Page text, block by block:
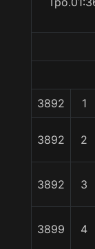
3892 1
3892 2
3892 3
3899 4